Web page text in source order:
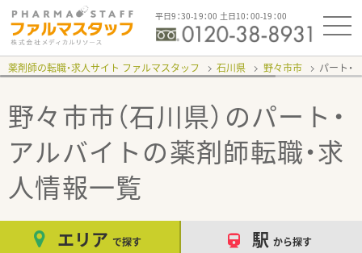
平日9：30-19：00 土日10：00-19：00
薬剤師の転職・求人サイト ファルマスタッフ 石川県 野々市市 パート・
野々市市（石川県）のパート・
アルバイトの薬剤師転職・求
人情報一覧
エリア で探す 駅 から探す